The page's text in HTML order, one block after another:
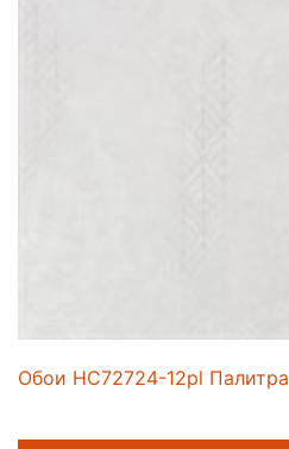
Обои HC72724-12pl Палитра